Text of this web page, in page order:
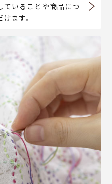
ていることや商品につ
ます。